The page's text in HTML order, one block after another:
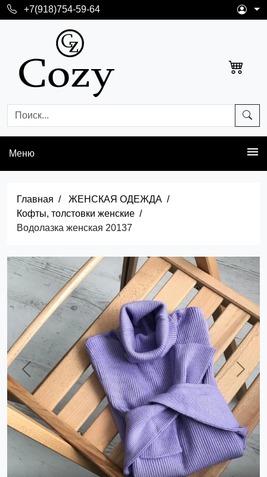
+7(918)754-59-64
Меню
Главная
ЖЕНСКАЯ ОДЕЖДА
Кофты, толстовки женские
Водолазка женская 20137
Previous Next